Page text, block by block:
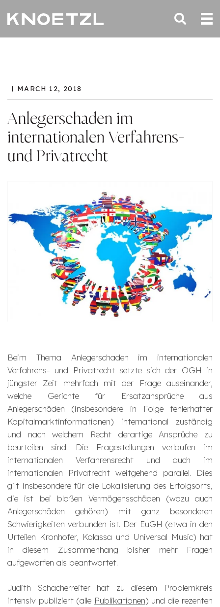
MARCH 12, 2018
Anlegerschaden im
internationalen Verfahrens-
und Privatrecht
Beim Thema Anlegerschaden im internationalen
Verfahrens- und Privatrechtsetzte sich der OGH in
jüngster Zeit mehrfach mit der Frage auseinander,
welche Gerichte für Ersatzansprüche aus
Anlegerschäden (insbesondere in Folge fehlerhafter
Kapitalmarktinformationen) international zuständig
und nach welchem Recht derartige Ansprüche zu
beurteilen sind. Die Fragestellungen verlaufen im
internationalen Verfahrensrecht und auch im
internationalen Privatrecht weitgehend parallel. Dies
gilt insbesondere für die Lokalisierung des Erfolgsorts,
die ist bei bloßen Vermögensschäden (wozu auch
Anlegerschäden gehören) mit ganz besonderen
Schwierigkeiten verbunden ist. Der EuGH (etwa in den
Urteilen Kronhofer, Kolassa und Universal Music) hat
in diesem Zusammenhang bisher mehr Fragen
aufgeworfen als beantwortet.
Judith Schacherreiter hat zu diesem Problemkreis
intensiv publiziert (alle Publikationen) und die rezenten